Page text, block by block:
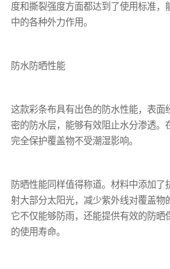
度和撕裂强度方面都达到了使用标准，
中的各种外力作用。
防水防晒性能
这款彩条布具有出色的防水性能，表面
密的防水层，能够有效阻止水分渗透。
完全保护覆盖物不受潮湿影响。
防晒性能同样值得称道。材料中添加了
射大部分太阳光，减少紫外线对覆盖物
它不仅能够防雨，还能提供有效的防晒
的使用寿命。